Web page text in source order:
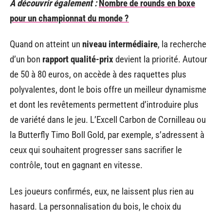
A découvrir également : Nombre de rounds en boxe
pour un championnat du monde ?
Quand on atteint un niveau intermédiaire, la recherche
d’un bon rapport qualité-prixdevient la priorité. Autour
de 50 à 80 euros, on accède à des raquettes plus
polyvalentes, dont le bois offre un meilleur dynamisme
et dont les revêtements permettent d’introduire plus
de variété dans le jeu. L’Excell Carbon de Cornilleau ou
la Butterfly Timo Boll Gold, par exemple, s’adressent à
ceux qui souhaitent progresser sans sacrifier le
contrôle, tout en gagnant en vitesse.
Les joueurs confirmés, eux, ne laissent plus rien au
hasard. La personnalisation du bois, le choix du